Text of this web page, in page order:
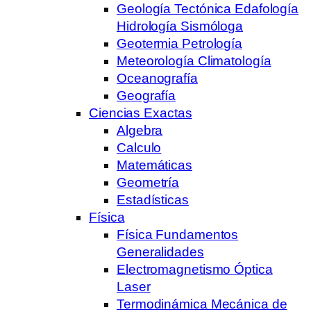
Geología Tectónica Edafología
Hidrología Sismóloga
Geotermia Petrología
Meteorología Climatología
Oceanografía
Geografía
Ciencias Exactas
Algebra
Calculo
Matemáticas
Geometría
Estadísticas
Física
Física Fundamentos
Generalidades
Electromagnetismo Óptica
Laser
Termodinámica Mecánica de